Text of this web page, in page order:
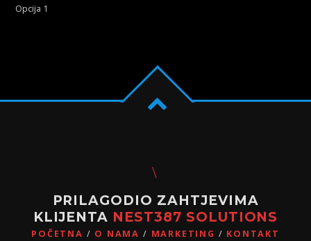
Opcija 1
PRILAGODIO ZAHTJEVIMA
KLIJENTA NEST387 SOLUTIONS
POČETNA O NAMA MARKETING KONTAKT